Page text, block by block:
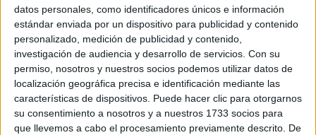
datos personales, como identificadores únicos e información
estándar enviada por un dispositivo para publicidad y contenido
personalizado, medición de publicidad y contenido,
investigación de audiencia y desarrollo de servicios. Con su
permiso, nosotros y nuestros socios podemos utilizar datos de
localización geográfica precisa e identificación mediante las
características de dispositivos. Puede hacer clic para otorgarnos
su consentimiento a nosotros y a nuestros 1733 socios para
que llevemos a cabo el procesamiento previamente descrito. De
POR BROOKS BEALL 12/04/2026 0
Los Catarecha llevan el tenis playa caballa a lo
más alto en Ibiza
POR BROOKS BEALL 23/03/2026 0
Ceuta estará en el Campeonato de España de
clubes de pickleball por primera vez en su
historia